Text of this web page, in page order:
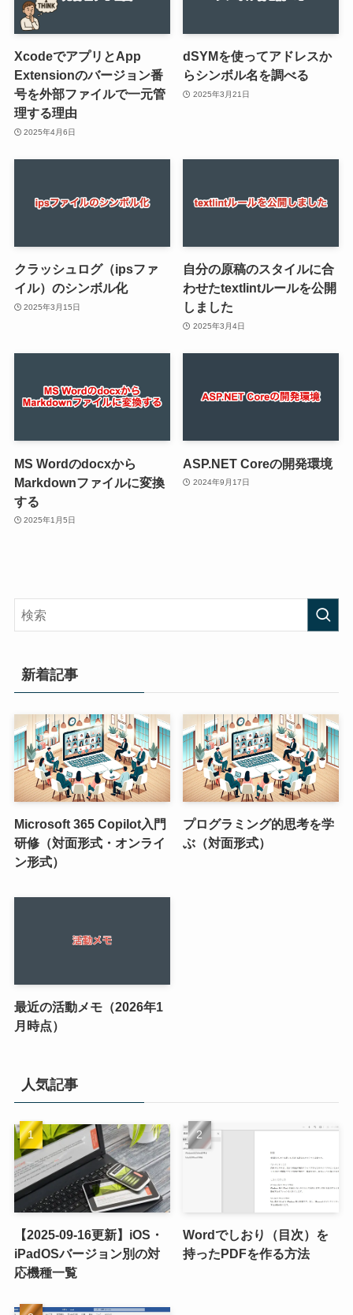
XcodeでアプリとApp
Extensionのバージョン番
号を外部ファイルで一元管
理する理由
2025年4月6日
dSYMを使ってアドレスか
らシンボル名を調べる
2025年3月21日
クラッシュログ（ipsファ
イル）のシンボル化
2025年3月15日
自分の原稿のスタイルに合
わせたtextlintルールを公開
しました
2025年3月4日
MS Wordのdocxから
Markdownファイルに変換
する
2025年1月5日
ASP.NET Coreの開発環境
2024年9月17日
新着記事
Microsoft 365 Copilot入門
研修（対面形式・オンライ
ン形式）
プログラミング的思考を学
ぶ（対面形式）
最近の活動メモ（2026年1
月時点）
人気記事
【2025-09-16更新】iOS・
iPadOSバージョン別の対
応機種一覧
Wordでしおり（目次）を
持ったPDFを作る方法